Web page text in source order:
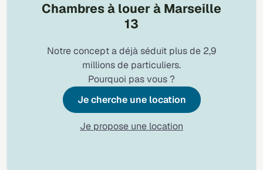
Chambres à louer à Marseille
13
Notre concept a déjà séduit plus de 2,9
millions de particuliers.
Pourquoi pas vous ?
Je cherche une location
Je propose une location